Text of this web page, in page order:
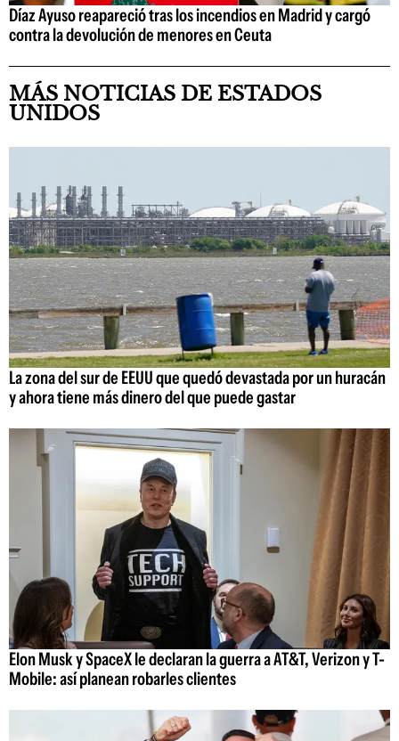
Díaz Ayuso reapareció tras los incendios en Madrid y cargó
contra la devolución de menores en Ceuta
MÁS NOTICIAS DE ESTADOS
UNIDOS
La zona del sur de EEUU que quedó devastada por un huracán
y ahora tiene más dinero del que puede gastar
Elon Musk y SpaceX le declaran la guerra a AT&T, Verizon y T-
Mobile: así planean robarles clientes